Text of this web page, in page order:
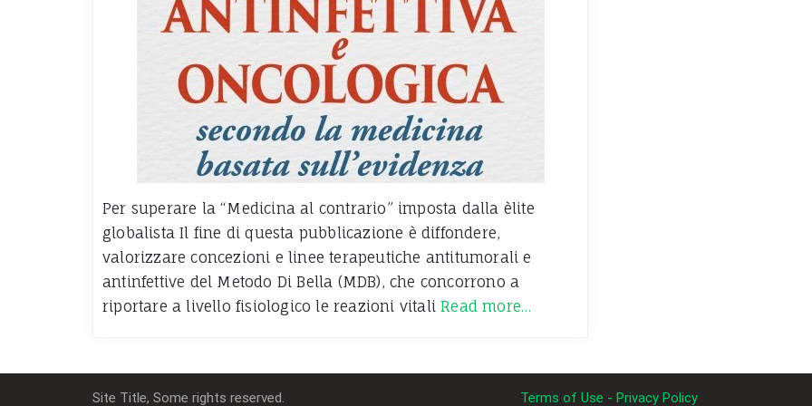
Per superare la “Medicina al contrario” imposta dalla èlite
globalista Il fine di questa pubblicazione è diffondere,
valorizzare concezioni e linee terapeutiche antitumorali e
antinfettive del Metodo Di Bella (MDB), che concorrono a
riportare a livello fisiologico le reazioni vitaliRead more…
Site Title, Some rights reserved. Terms of Use - Privacy Policy